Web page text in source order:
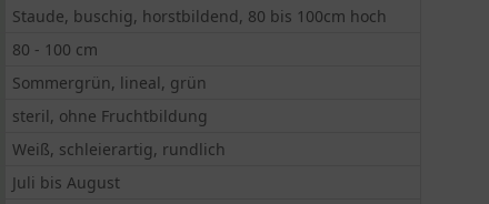
Staude, buschig, horstbildend, 80 bis 100cm hoch
80 - 100 cm
Sommergrün, lineal, grün
steril, ohne Fruchtbildung
Weiß, schleierartig, rundlich
Juli bis August